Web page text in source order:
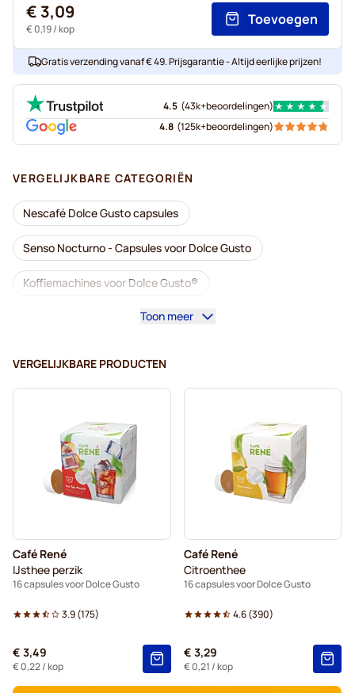
€ 3,09
€ 0,19/ kop
Toevoegen
Gratis verzending vanaf € 49. Prijsgarantie - Altijd eerlijke prijzen!
4.5 (43k+beoordelingen)
4.8 (125k+beoordelingen)
VERGELIJKBARE CATEGORIËN
Nescafé Dolce Gusto capsules
Senso Nocturno - Capsules voor Dolce Gusto
Koffiemachines voor Dolce Gusto®
Accessoires voor Dolce Gusto®
Ontkalken en onderhoud voor Dolce Gusto
Segafredo - Koffiecapsules voor Dolce Gusto
Café René - Koffiecapsules voor Dolce Gusto
Caffè Borbone voor Dolce Gusto
Capsules voor Dolce Gusto®
Starbucks® - Capsules voor Dolce Gusto
Toon meer
VERGELIJKBARE PRODUCTEN
Café René
IJsthee perzik
16 capsules voor Dolce Gusto
3.9(175)
€ 3,49
€ 0,22/ kop
Café René
Citroenthee
16 capsules voor Dolce Gusto
4.6(390)
€ 3,29
€ 0,21 / kop